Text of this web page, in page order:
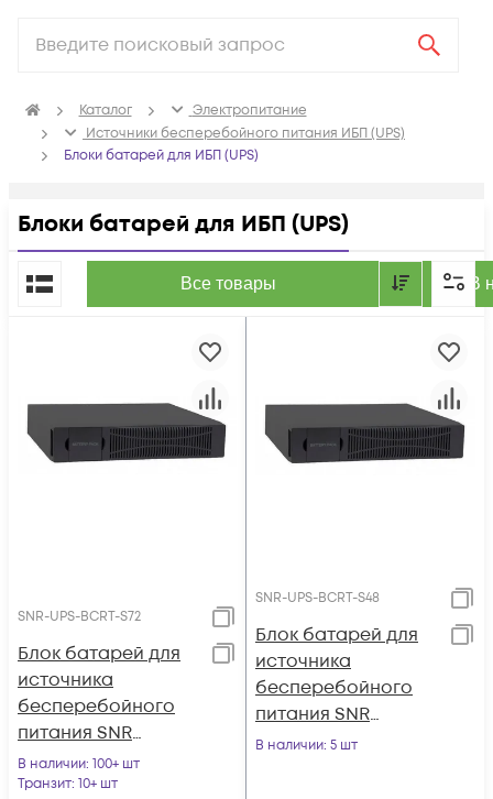
Каталог
Электропитание
Источники бесперебойного питания ИБП (UPS)
Блоки батарей для ИБП (UPS)
Блоки батарей для ИБП (UPS)
Все товары В
По популярности
SNR-UPS-BCRT-S72
Блок батарей для
источника
бесперебойного
питания SNR
ELEMENT II, 72В (DC)
(18Ач)
В наличии: 100+ шт
Транзит: 10+ шт
SNR-UPS-BCRT-S48
Блок батарей для
источника
бесперебойного
питания SNR
ELEMENT II, 48В (DC)
В наличии: 5 шт